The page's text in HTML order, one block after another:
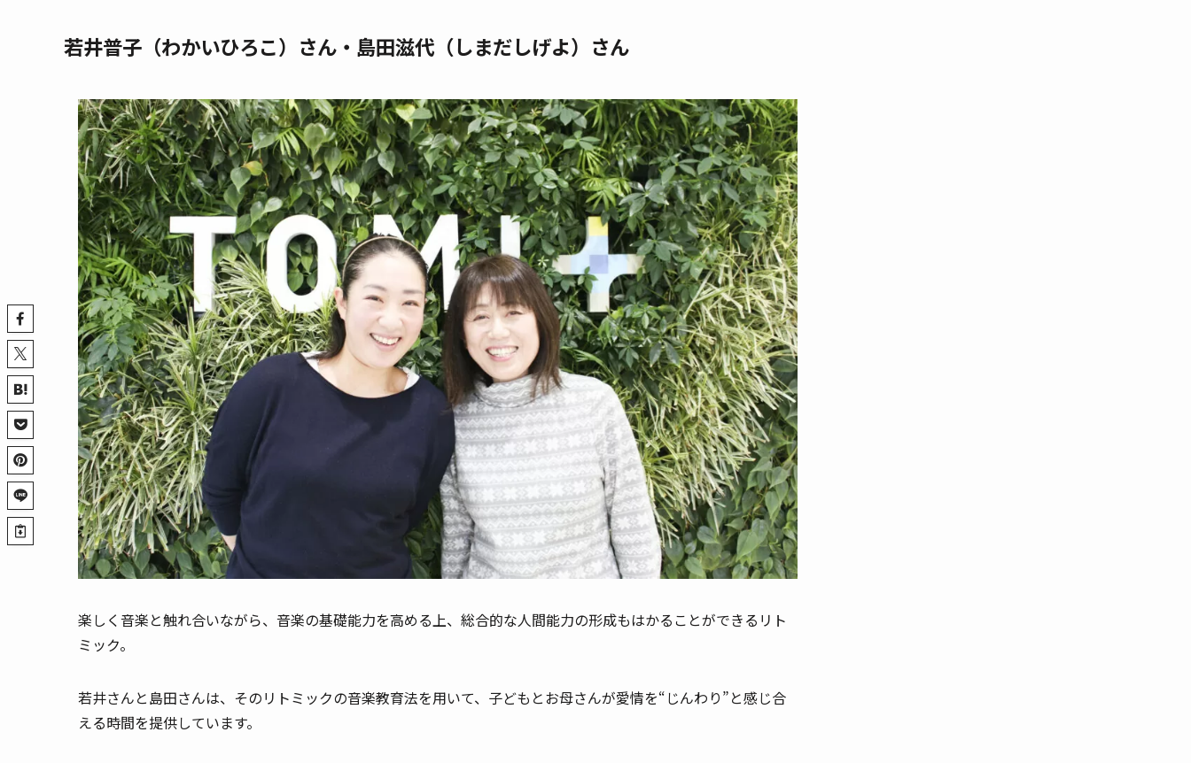
若井普子（わかいひろこ）さん・島田滋代（しまだしげよ）さん
楽しく音楽と触れ合いながら、音楽の基礎能力を高める上、総合的な人間能力の形成もはかることができるリト
ミック。
若井さんと島田さんは、そのリトミックの音楽教育法を用いて、子どもとお母さんが愛情を“じんわり”と感じ合
える時間を提供しています。